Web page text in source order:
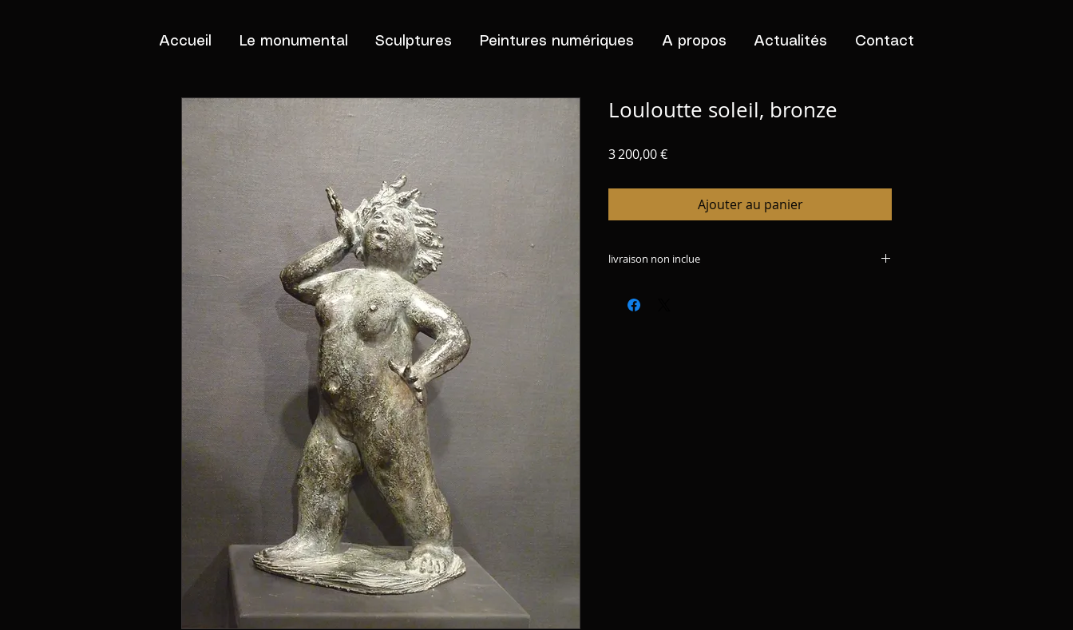
Accueil Le monumental Sculptures Peintures numériques A propos Actualités Contact
Louloutte soleil, bronze
3 200,00 €Prix
Ajouter au panier
livraison non inclue